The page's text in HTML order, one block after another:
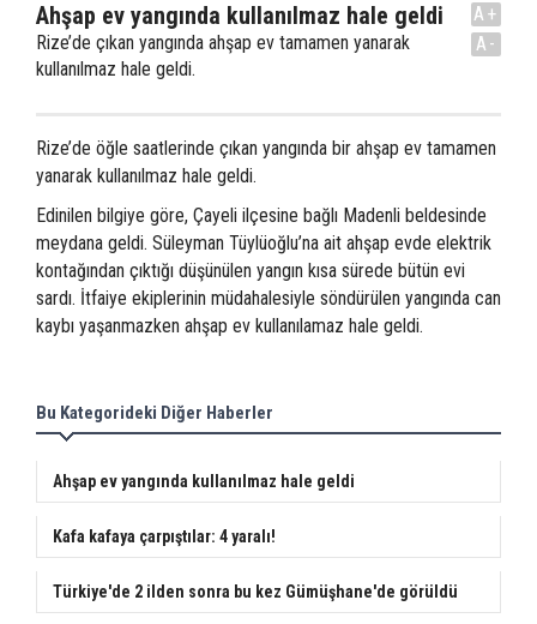
Ahşap ev yangında kullanılmaz hale geldi
Rize’de çıkan yangında ahşap ev tamamen yanarak
kullanılmaz hale geldi.
A+
A-
Rize’de öğle saatlerinde çıkan yangında bir ahşap ev tamamen
yanarak kullanılmaz hale geldi.
Edinilen bilgiye göre, Çayeli ilçesine bağlı Madenli beldesinde
meydana geldi. Süleyman Tüylüoğlu’na ait ahşap evde elektrik
kontağından çıktığı düşünülen yangın kısa sürede bütün evi
sardı. İtfaiye ekiplerinin müdahalesiyle söndürülen yangında can
kaybı yaşanmazken ahşap ev kullanılamaz hale geldi.
Bu Kategorideki Diğer Haberler
Ahşap ev yangında kullanılmaz hale geldi
Kafa kafaya çarpıştılar: 4 yaralı!
Türkiye'de 2 ilden sonra bu kez Gümüşhane'de görüldü